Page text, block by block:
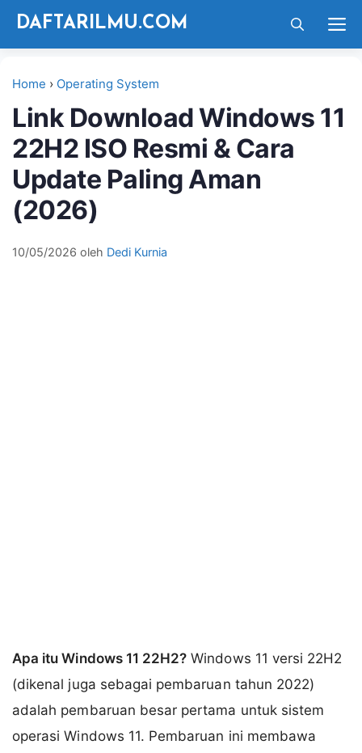
Langsung
DAFTARILMU.COM
Home › Operating System
Link Download Windows 11
22H2 ISO Resmi & Cara
Update Paling Aman
(2026)
10/05/2026 oleh Dedi Kurnia
Apa itu Windows 11 22H2? Windows 11 versi 22H2
(dikenal juga sebagai pembaruan tahun 2022)
adalah pembaruan besar pertama untuk sistem
operasi Windows 11. Pembaruan ini membawa